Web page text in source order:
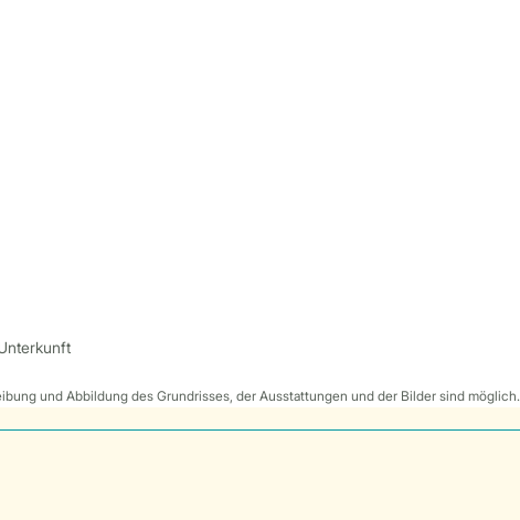
und Abbildung des Grundrisses, der Ausstattungen und der Bilder sind möglich.